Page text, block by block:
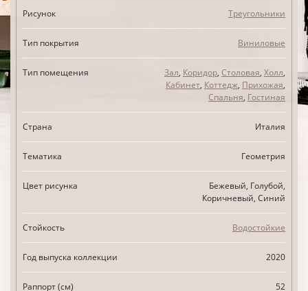
Рисунок Треугольники
Тип покрытия Виниловые
Тип помещения Зал, Коридор, Столовая, Холл,
Кабинет, Коттедж, Прихожая,
Спальня, Гостиная
Страна Италия
Тематика Геометрия
Цвет рисунка
Бежевый, Голубой,
Коричневый, Синий
Стойкость Водостойкие
Год выпуска коллекции 2020
Раппорт (см) 52